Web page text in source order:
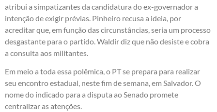
atribui a simpatizantes da candidatura do ex-governador a
intenção de exigir prévias. Pinheiro recusa a ideia, por
acreditar que, em função das circunstâncias, seria um processo
desgastante para o partido. Waldir diz que não desiste e cobra
a consulta aos militantes.
Em meio a toda essa polêmica, o PT se prepara para realizar
seu encontro estadual, neste fim de semana, em Salvador. O
nome do indicado para a disputa ao Senado promete
centralizar as atenções.